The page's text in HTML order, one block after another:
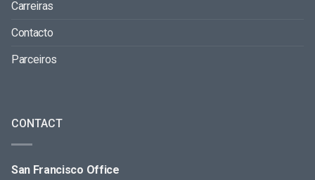
Carreiras
Contacto
Parceiros
CONTACT
San Francisco Office